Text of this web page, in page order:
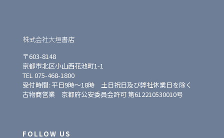
株式会社大垣書店
〒603-8148
京都市北区小山西花池町1-1
TEL 075-468-1800
受付時間: 平日9時〜18時 土日祝日及び弊社休業日を除く
古物商営業 京都府公安委員会許可 第612210530010号
FOLLOW US